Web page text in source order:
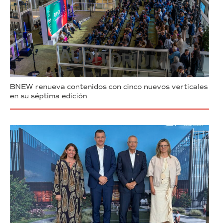
BNEW renueva contenidos con cinco nuevos verticales
en su séptima edición